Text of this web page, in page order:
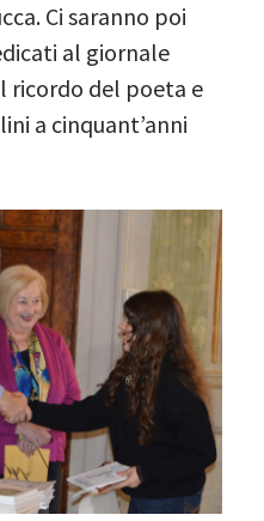
Ci saranno poi
al giornale
ricordo del poeta e
a cinquant’anni